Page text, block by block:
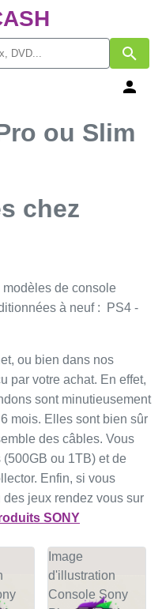
ou Slim
chez
de console
à neuf : PS4 -
ou bien dans nos
par votre achat. En effet,
sont minutieusement
mois. Elles sont bien sûr
des câbles. Vous
ou 1TB) et de
Enfin, si vous
jeux rendez vous sur
SONY